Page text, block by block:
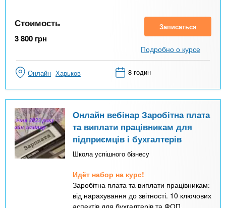
Стоимость
3 800 грн
Записаться
Подробно о курсе
Онлайн Харьков 8 годин
Онлайн вебінар Заробітна плата
та виплати працівникам для
підприємців і бухгалтерів
Школа успішного бізнесу
Идёт набор на курс!
Заробітна плата та виплати працівникам:
від нарахування до звітності. 10 ключових
аспектів для бухгалтерів та ФОП.